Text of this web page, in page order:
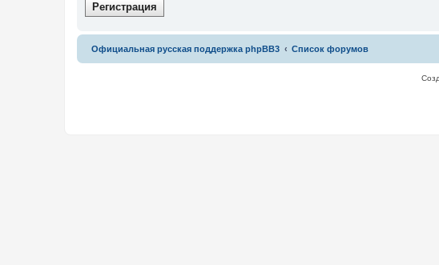
Регистрация
Официальная русская поддержка phpBB3 Список форумов
Связаться с